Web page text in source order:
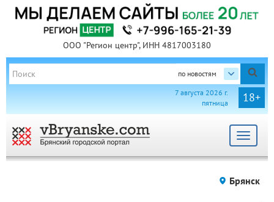
ООО "Регион центр", ИНН 4817003180
по новостям
18+
7 августа 2026 г.
пятница
Toggle
Брянск